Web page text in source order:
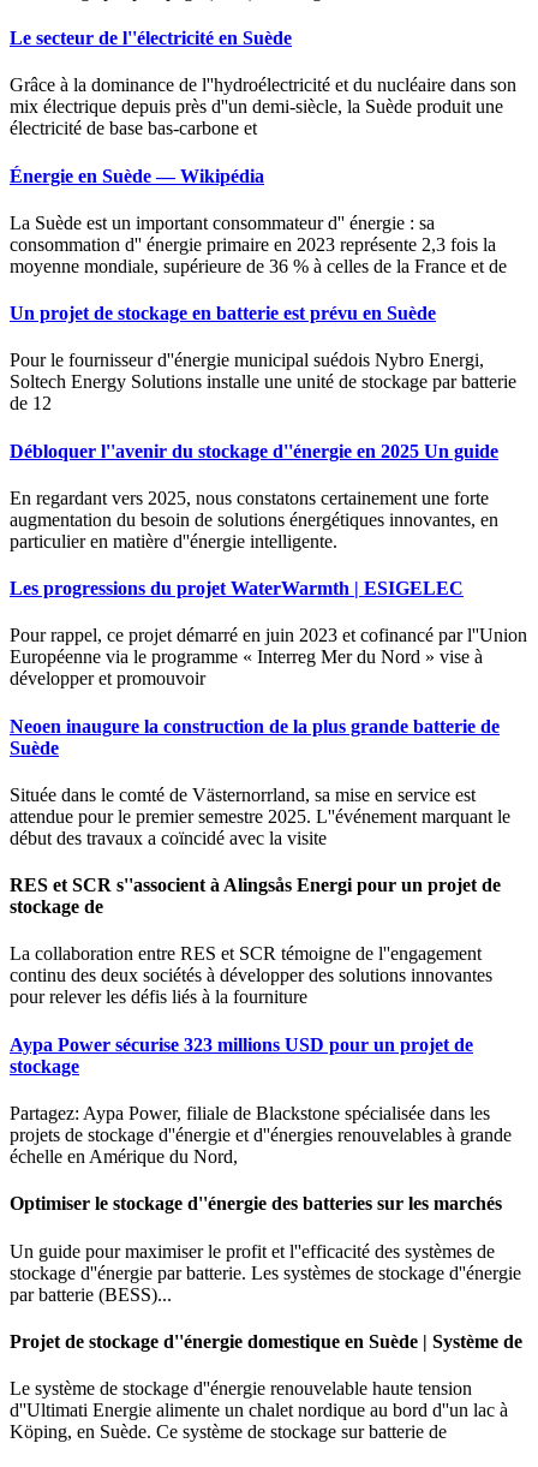
Le secteur de l''électricité en Suède
Grâce à la dominance de l''hydroélectricité et du nucléaire dans son
mix électrique depuis près d''un demi-siècle, la Suède produit une
électricité de base bas-carbone et
Énergie en Suède — Wikipédia
La Suède est un important consommateur d'' énergie : sa
consommation d'' énergie primaire en 2023 représente 2,3 fois la
moyenne mondiale, supérieure de 36 % à celles de la France et de
Un projet de stockage en batterie est prévu en Suède
Pour le fournisseur d''énergie municipal suédois Nybro Energi,
Soltech Energy Solutions installe une unité de stockage par batterie
de 12
Débloquer l''avenir du stockage d''énergie en 2025 Un guide
En regardant vers 2025, nous constatons certainement une forte
augmentation du besoin de solutions énergétiques innovantes, en
particulier en matière d''énergie intelligente.
Les progressions du projet WaterWarmth | ESIGELEC
Pour rappel, ce projet démarré en juin 2023 et cofinancé par l''Union
Européenne via le programme « Interreg Mer du Nord » vise à
développer et promouvoir
Neoen inaugure la construction de la plus grande batterie de
Suède
Située dans le comté de Västernorrland, sa mise en service est
attendue pour le premier semestre 2025. L''événement marquant le
début des travaux a coïncidé avec la visite
RES et SCR s''associent à Alingsås Energi pour un projet de
stockage de
La collaboration entre RES et SCR témoigne de l''engagement
continu des deux sociétés à développer des solutions innovantes
pour relever les défis liés à la fourniture
Aypa Power sécurise 323 millions USD pour un projet de
stockage
Partagez: Aypa Power, filiale de Blackstone spécialisée dans les
projets de stockage d''énergie et d''énergies renouvelables à grande
échelle en Amérique du Nord,
Optimiser le stockage d''énergie des batteries sur les marchés
Un guide pour maximiser le profit et l''efficacité des systèmes de
stockage d''énergie par batterie. Les systèmes de stockage d''énergie
par batterie (BESS)...
Projet de stockage d''énergie domestique en Suède | Système de
Le système de stockage d''énergie renouvelable haute tension
d''Ultimati Energie alimente un chalet nordique au bord d''un lac à
Köping, en Suède. Ce système de stockage sur batterie de